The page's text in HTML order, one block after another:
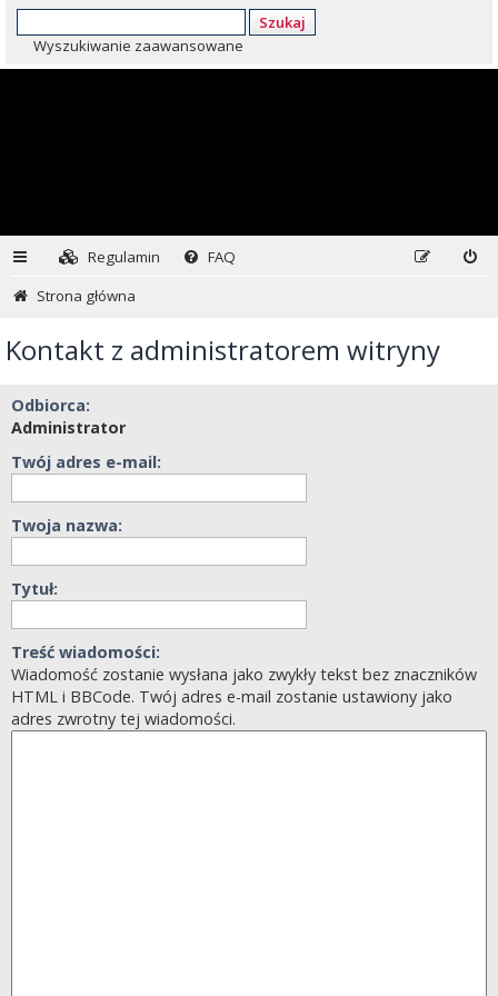
Szukaj
Wyszukiwanie zaawansowane
Regulamin
FAQ
Strona główna
Kontakt z administratorem witryny
Odbiorca:
Administrator
Twój adres e-mail:
Twoja nazwa:
Tytuł:
Treść wiadomości:
Wiadomość zostanie wysłana jako zwykły tekst bez znaczników
HTML i BBCode. Twój adres e-mail zostanie ustawiony jako
adres zwrotny tej wiadomości.